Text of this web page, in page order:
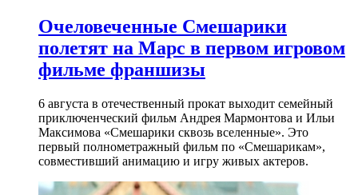
Очеловеченные Смешарики
полетят на Марс в первом игровом
фильме франшизы
6 августа в отечественный прокат выходит семейный
приключенческий фильм Андрея Мармонтова и Ильи
Максимова «Смешарики сквозь вселенные». Это
первый полнометражный фильм по «Смешарикам»,
совместивший анимацию и игру живых актеров.